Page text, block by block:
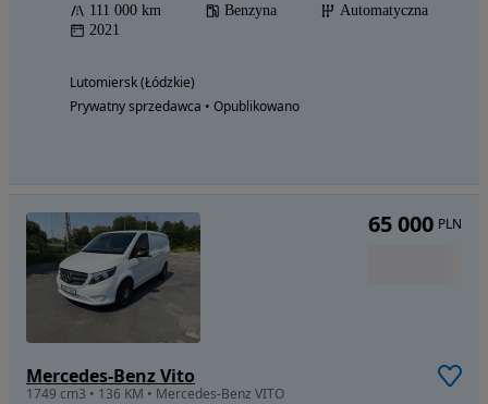
111 000 km Benzyna
Automatyczna
2021
Lutomiersk (Łódzkie)
Prywatny sprzedawca • Opublikowano
Mercedes-Benz Vito
1749 cm3 • 136 KM • Mercedes-Benz VITO
65 000 PLN